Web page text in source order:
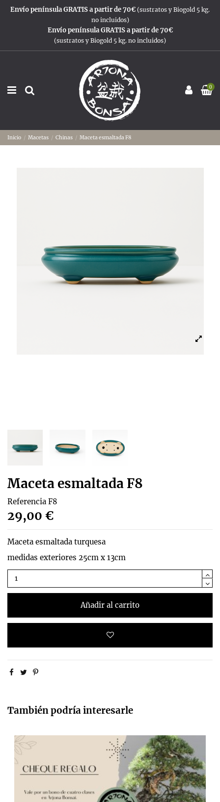
Envío península GRATIS a partir de 70€ (sustratos y Biogold 5 kg.
no incluidos)
Envío península GRATIS a partir de 70€
(sustratos y Biogold 5 kg. no incluidos)
0
Inicio Macetas Chinas Maceta esmaltada F8
Maceta esmaltada F8
Referencia F8
29,00 €
Maceta esmaltada turquesa
medidas exteriores 25cm x 13cm
Añadir al carrito
También podría interesarle